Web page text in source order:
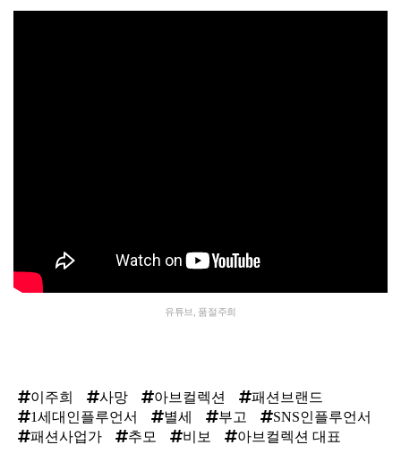
유튜브, 품절주희
이주희 사망 아브컬렉션
패션브랜드
1세대인플루언서
별세 부고
SNS인플루언서
패션사업가
추모 비보 아브컬렉션 대표